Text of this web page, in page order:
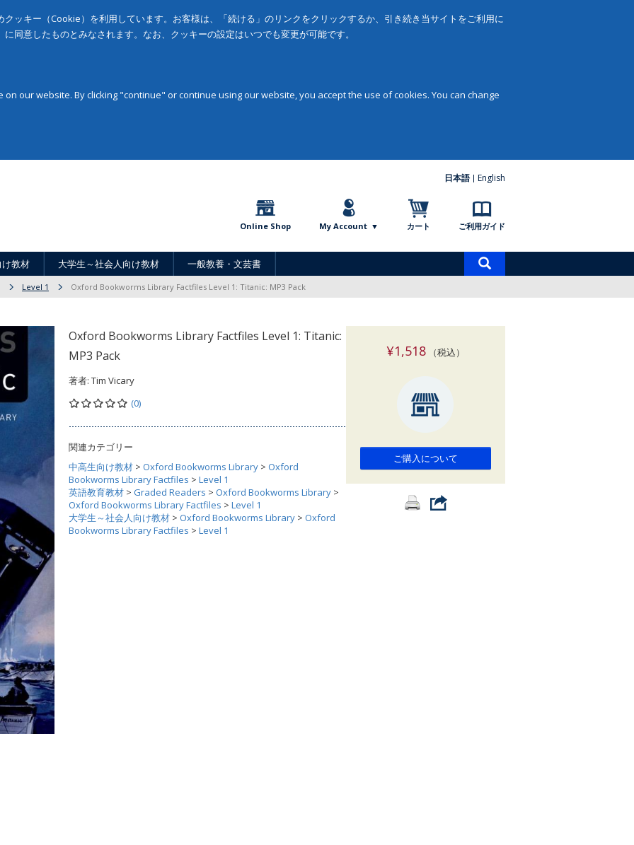
ッキー（Cookie）を利用しています。お客様は、「続ける」のリンクをクリックするか、引き続き当サイトをご利用に
同意したものとみなされます。なお、クッキーの設定はいつでも変更が可能です。
our website. By clicking "continue" or continue using our website, you accept the use of cookies. You can change
日本語 English
Online Shop My Account カート ご利用ガイド
教材 大学生～社会人向け教材 一般教養・文芸書
索
Level 1 Oxford Bookworms Library Factfiles Level 1: Titanic: MP3 Pack
Oxford Bookworms Library Factfiles Level 1: Titanic:
MP3 Pack
著者: Tim Vicary
(0)
関連カテゴリー
中高生向け教材 > Oxford Bookworms Library > Oxford
Bookworms Library Factfiles > Level 1
英語教育教材 > Graded Readers > Oxford Bookworms Library >
Oxford Bookworms Library Factfiles > Level 1
大学生～社会人向け教材 > Oxford Bookworms Library > Oxford
Bookworms Library Factfiles > Level 1
¥1,518（税込）
ご購入について